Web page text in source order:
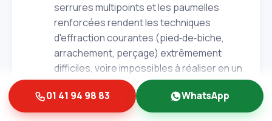
serrures multipoints et les paumelles
renforcées rendent les techniques
d'effraction courantes (pied‑de‑biche,
arrachement, perçage) extrêmement
difficiles, voire impossibles à réaliser en un
temps record. La robustesse est le
premier atout majeur.
Dissuasion efficace des cambrioleurs:
01 41 94 98 83 WhatsApp